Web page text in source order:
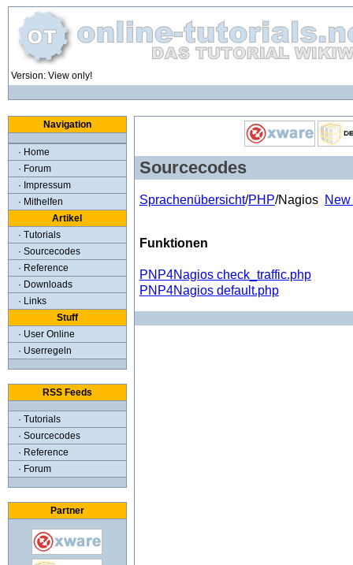
Version: View only!
Navigation
· Home
· Forum
· Impressum
· Mithelfen
Artikel
· Tutorials
· Sourcecodes
· Reference
· Downloads
· Links
Stuff
· User Online
· Userregeln
RSS Feeds
· Tutorials
· Sourcecodes
· Reference
· Forum
Partner
Sourcecodes
Sprachenübersicht/PHP/Nagios
Funktionen
PNP4Nagios check_traffic.php
PNP4Nagios default.php